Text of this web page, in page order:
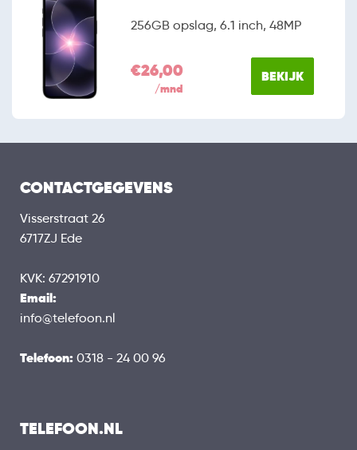
256GB opslag, 6.1 inch, 48MP
€26,00
/mnd
BEKIJK
CONTACTGEGEVENS
Visserstraat 26
6717ZJ Ede
KVK: 67291910
Email:
info@telefoon.nl
Telefoon: 0318 - 24 00 96
TELEFOON.NL